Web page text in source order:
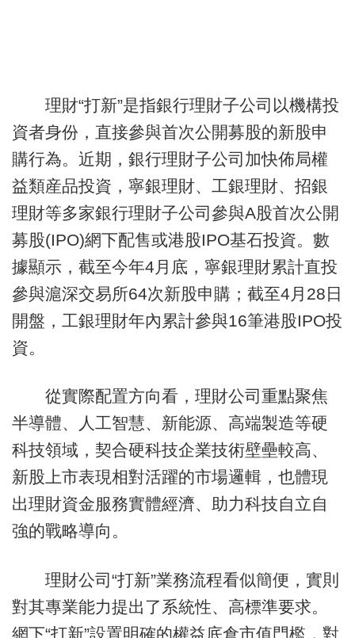
理財“打新”是指銀行理財子公司以機構投
資者身份，直接參與首次公開募股的新股申
購行為。近期，銀行理財子公司加快佈局權
益類産品投資，寧銀理財、工銀理財、招銀
理財等多家銀行理財子公司參與A股首次公開
募股(IPO)網下配售或港股IPO基石投資。數
據顯示，截至今年4月底，寧銀理財累計直投
參與滬深交易所64次新股申購；截至4月28日
開盤，工銀理財年內累計參與16筆港股IPO投
資。
從實際配置方向看，理財公司重點聚焦
半導體、人工智慧、新能源、高端製造等硬
科技領域，契合硬科技企業技術壁壘較高、
新股上市表現相對活躍的市場邏輯，也體現
出理財資金服務實體經濟、助力科技自立自
強的戰略導向。
理財公司“打新”業務流程看似簡便，實則
對其專業能力提出了系統性、高標準要求。
網下“打新”設置明確的權益底倉市值門檻，對